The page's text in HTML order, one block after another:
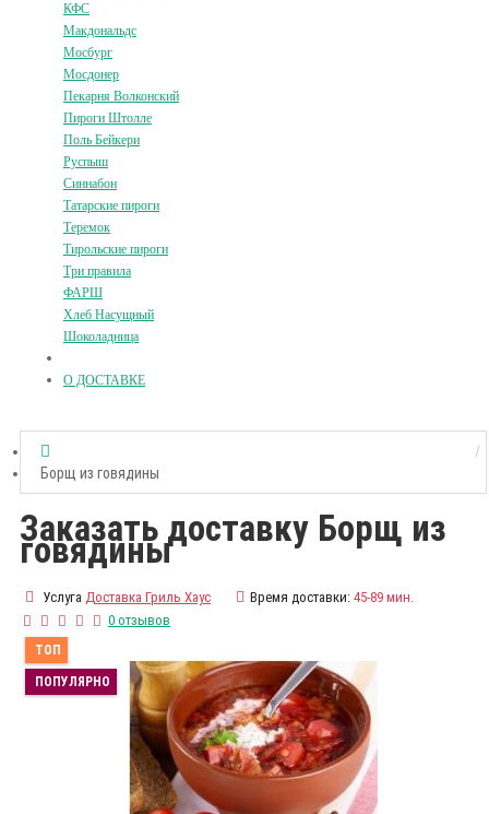
КФС
Макдональдс
Мосбург
Мосдонер
Пекарня Волконский
Пироги Штолле
Поль Бейкери
Руспыш
Синнабон
Татарские пироги
Теремок
Тирольские пироги
Три правила
ФАРШ
Хлеб Насущный
Шоколадница
О ДОСТАВКЕ
Борщ из говядины
Заказать доставку Борщ из
говядины
Услуга Доставка Гриль Хаус Время доставки: 45-89 мин.
0 отзывов
ТОП
ПОПУЛЯРНО